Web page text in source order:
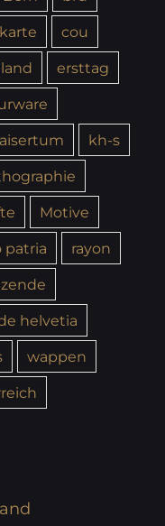
cou
ersttag
kh-s
Motive
patria
rayon
helvetia
wappen